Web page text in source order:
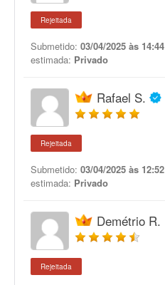
Rejeitada
Submetido: 03/04/2025 às 14:44
estimada: Privado
Rafael S.
Rejeitada
Submetido: 03/04/2025 às 12:52
estimada: Privado
Demétrio R.
Rejeitada